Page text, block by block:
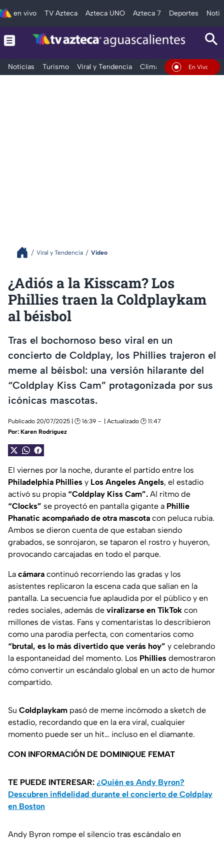
en vivo TV Azteca Azteca UNO Azteca 7 Deportes
Noticias Turismo Viral y Tendencia Clima DeportesEn Vivo
Viral y Tendencia Video
¿Adiós a la Kisscam? Los
Phillies traen la Coldplaykam
al béisbol
Tras el bochornoso beso viral en un
concierto de Coldplay, los Phillies trajeron el
meme al béisbol: una versión hilarante del
“Coldplay Kiss Cam” protagonizada por sus
icónicas mascotas.
Publicado 20/07/2025 | 🕑 16:39
| Actualizado 🕑 11:47
Por: Karen Rodríguez
El viernes por la noche, durante el partido entre los
Philadelphia Phillies y Los Angeles Angels, el estadio
activó su propia “Coldplay Kiss Cam”. Al ritmo de
“Clocks” se proyectó en pantalla gigante a Phillie
Phanatic acompañado de otra mascota con peluca rubia.
Ambos se dieron cuenta de que estaban siendo
grabados, se sonrojaron, se taparon el rostro y huyeron,
provocando carcajadas en todo el parque.
La cámara continuó recorriendo las gradas y los
asistentes replicaron la escena cada que salían en la
pantalla. La secuencia fue aplaudida por el público y en
redes sociales, además de viralizarse en TikTok con
millones de vistas. Fans y comentaristas lo describieron
como una parodia perfecta, con comentarios como
“brutal, es lo más divertido que verás hoy” y celebrando
la espontaneidad del momento. Los Phillies demostraron
cómo convertir un escándalo global en un acto de humor
compartido.
Su Coldplaykam pasó de meme incómodo a sketch de
estadio, recordando que en la era viral, cualquier
momento puede ser un hit… incluso en el diamante.
CON INFORMACIÓN DE DOMINIQUE FEMAT
TE PUEDE INTERESAR: ¿Quién es Andy Byron?
Descubren infidelidad durante el concierto de Coldplay
en Boston
Andy Byron rompe el silencio tras escándalo en